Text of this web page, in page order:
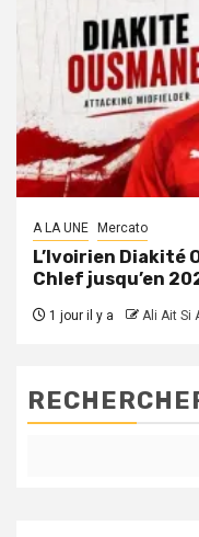
A LA UNE Mercato
L’Ivoirien Diakité
Chlef jusqu’en
1 jour il y a Ali Ait Si